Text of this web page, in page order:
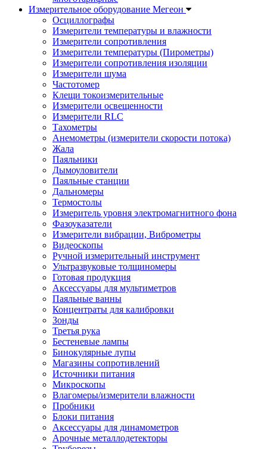
Измерительное оборудование Мегеон
Осциллографы
Измерители температуры и влажности
Измерители сопротивления
Измерители температуры (Пирометры)
Измерители сопротивления изоляции
Измерители шума
Частотомер
Клещи токоизмерительные
Измерители освещенности
Измерители RLC
Тахометры
Анемометры (измерители скорости потока)
Жала
Паяльники
Дымоуловители
Паяльные станции
Дальномеры
Термостолы
Измеритель уровня электромагнитного фона
Фазоуказатели
Измерители вибрации, Виброметры
Видеоскопы
Ручной измерительный инструмент
Ультразвуковые толщиномеры
Готовая продукция
Аксессуары для мультиметров
Паяльные ванны
Концентраты для калибровки
Зонды
Третья рука
Бестеневые лампы
Бинокулярные лупы
Магазины сопротивлений
Источники питания
Микроскопы
Влагомеры/измерители влажности
Пробники
Блоки питания
Аксессуары для динамометров
Арочные металлодетекторы